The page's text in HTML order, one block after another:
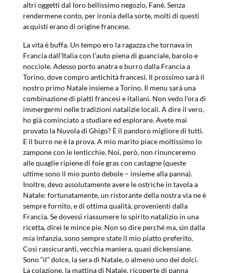
altri oggetti dal loro bellissimo negozio, Fané. Senza
rendermene conto, per ironia della sorte, molti di questi
acquisti erano di origine francese.
La vita è buffa. Un tempo ero la ragazza che tornava in
Francia dall’Italia con l’auto piena di guanciale, barolo e
nocciole. Adesso porto anatra e burro dalla Francia a
Torino, dove compro antichità francesi. Il prossimo sarà il
nostro primo Natale insieme a Torino. Il menu sarà una
combinazione di piatti francesi e italiani. Non vedo l’ora di
immergermi nelle tradizioni natalizie locali. A dire il vero,
ho già cominciato a studiare ed esplorare. Avete mai
provato la Nuvola di Ghigo? È il pandoro migliore di tutti.
E il burro ne è la prova. A mio marito piace moltissimo lo
zampone con le lenticchie. Noi, però, non rinunceremo
alle quaglie ripiene di foie gras con castagne (queste
ultime sono il mio punto debole – insieme alla panna).
Inoltre, devo assolutamente avere le ostriche in tavola a
Natale: fortunatamente, un ristorante della nostra via ne è
sempre fornito, e di ottima qualità, provenienti dalla
Francia. Se dovessi riassumere lo spirito natalizio in una
ricetta, direi le mince pie. Non so dire perché ma, sin dalla
mia infanzia, sono sempre state il mio piatto preferito.
Così rassicuranti, vecchia maniera, quasi dickensiane.
Sono “il” dolce, la sera di Natale, o almeno uno dei dolci.
La colazione, la mattina di Natale, ricoperte di panna